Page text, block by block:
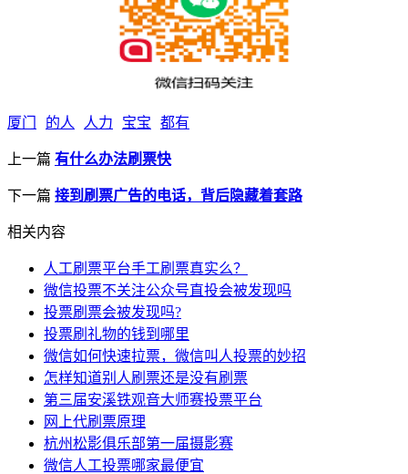
厦门 的人 人力 宝宝 都有
上一篇 有什么办法刷票快
下一篇 接到刷票广告的电话，背后隐藏着套路
相关内容
人工刷票平台手工刷票真实么？
微信投票不关注公众号直投会被发现吗
投票刷票会被发现吗?
投票刷礼物的钱到哪里
微信如何快速拉票，微信叫人投票的妙招
怎样知道别人刷票还是没有刷票
第三届安溪铁观音大师赛投票平台
网上代刷票原理
杭州松影俱乐部第一届摄影赛
微信人工投票哪家最便宜